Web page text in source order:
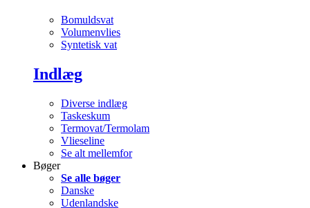
Bomuldsvat
Volumenvlies
Syntetisk vat
Indlæg
Diverse indlæg
Taskeskum
Termovat/Termolam
Vlieseline
Se alt mellemfor
Bøger
Se alle bøger
Danske
Udenlandske